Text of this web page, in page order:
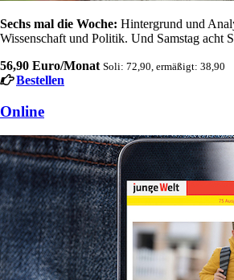
Sechs mal die Woche: Hintergrund und
Wissenschaft und Politik. Und Samstag acht
56,90 Euro/Monat Soli: 72,90, ermäßigt: 38,90
Bestellen
Online